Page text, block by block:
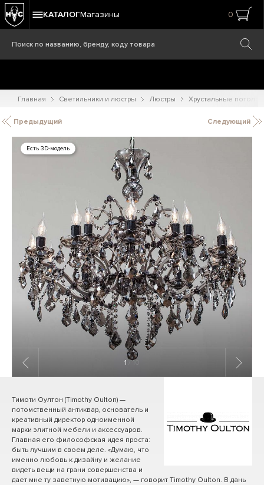
КАТАЛОГМагазины 0
Главная Светильники и люстры Люстры Хрустальные
Предыдущий Следующий
Есть 3D-модель
1 / 10
Тимоти Оултон (Timothy Oulton) —
потомственный антиквар, основатель и
креативный директор одноименной
марки элитной мебели и аксессуаров.
Главная его философская идея проста:
быть лучшим в своем деле. «Думаю, что
именно любовь к дизайну и желание
видеть вещи на грани совершенства и
дает мне ту заветную мотивацию», — говорит Timothy Oulton. В дань